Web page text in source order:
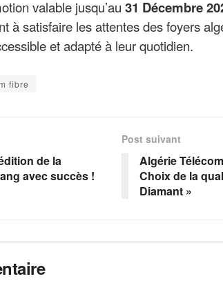
valable jusqu’au 31 Décembre
à satisfaire les attentes des foyers
et adapté à leur quotidien.
fibre
de la
avec succès !
Post suivant
Algérie
Choix de la
Diamant »